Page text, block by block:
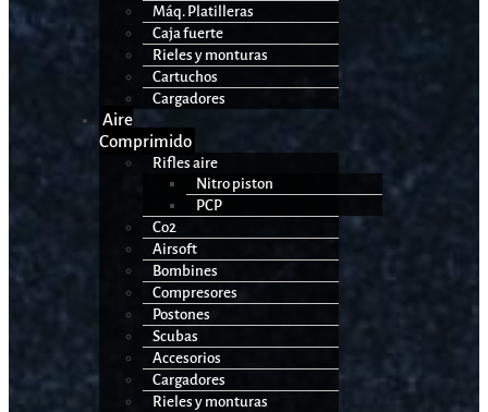
Máq. Platilleras
Caja fuerte
Rieles y monturas
Cartuchos
Cargadores
Aire
Comprimido
Rifles aire
Nitro piston
PCP
Co2
Airsoft
Bombines
Compresores
Postones
Scubas
Accesorios
Cargadores
Rieles y monturas